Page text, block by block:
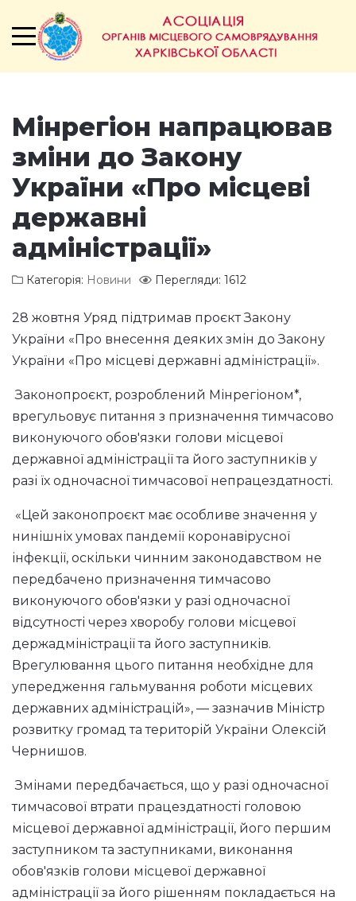
Мінрегіон напрацював
зміни до Закону
України «Про місцеві
державні
адміністрації»
Категорія: Новини Перегляди: 1612
28 жовтня Уряд підтримав проєкт Закону
України «Про внесення деяких змін до Закону
України «Про місцеві державні адміністрації».
Законопроєкт, розроблений Мінрегіоном*,
врегульовує питання з призначення тимчасово
виконуючого обов'язки голови місцевої
державної адміністрації та його заступників у
разі їх одночасної тимчасової непрацездатності.
«Цей законопроєкт має особливе значення у
нинішніх умовах пандемії коронавірусної
інфекції, оскільки чинним законодавством не
передбачено призначення тимчасово
виконуючого обов'язки у разі одночасної
відсутності через хворобу голови місцевої
держадміністрації та його заступників.
Врегулювання цього питання необхідне для
упередження гальмування роботи місцевих
державних адміністрацій», — зазначив Міністр
розвитку громад та територій України Олексій
Чернишов.
Змінами передбачається, що у разі одночасної
тимчасової втрати працездатності головою
місцевої державної адміністрації, його першим
заступником та заступниками, виконання
обов'язків голови місцевої державної
адміністрації за його рішенням покладається на